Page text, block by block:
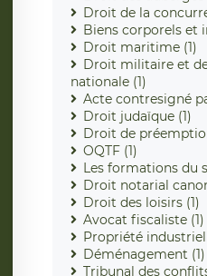
Droit de la
Biens corporels et
Droit maritime (1)
Droit militaire et
nationale (1)
Acte contresigné
Droit judaïque (1)
Droit de
OQTF (1)
Les formations du
Droit notarial
Droit des loisirs (1)
Avocat fiscaliste (1)
Propriété
Déménagement (1)
Tribunal des